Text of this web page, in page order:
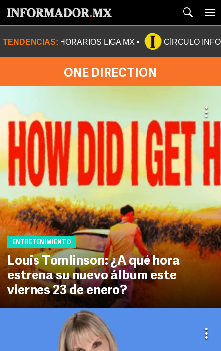
TENDENCIAS: HORARIOS LIGA MX CÍRCULO
ONE DIRECTION
ENTRETENIMIENTO
Louis Tomlinson: ¿A qué hora
estrena su nuevo álbum este
viernes 23 de enero?